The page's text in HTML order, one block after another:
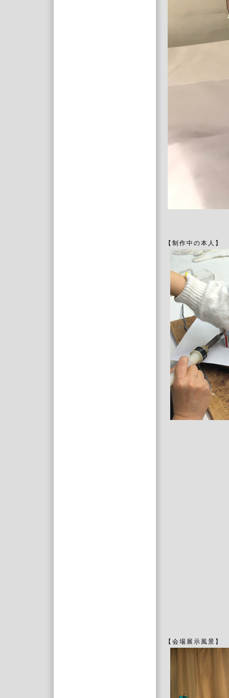
【制作中の本人】
【会場展示風景】